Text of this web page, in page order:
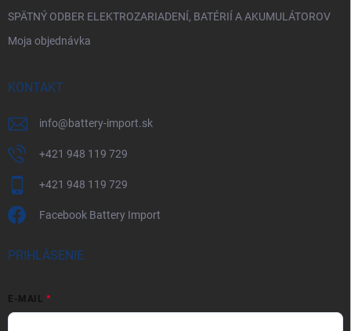
SPÄTNÝ ODBER ELEKTROZARIADENÍ, BATÉRIÍ A AKUMULÁTOROV
Moja objednávka
KONTAKT
info@battery-import.sk
+421 948 119 729
+421 948 119 729
Facebook Battery Import
PRIHLÁSENIE
E-MAIL